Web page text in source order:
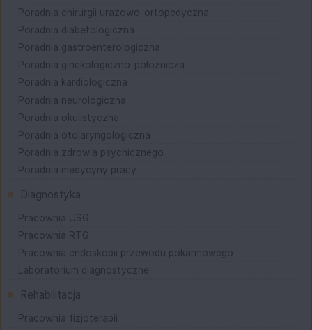
Poradnia chirurgii urazowo-ortopedyczna
Poradnia diabetologiczna
Poradnia gastroenterologiczna
Poradnia ginekologiczno-położnicza
Poradnia kardiologiczna
Poradnia neurologiczna
Poradnia okulistyczna
Poradnia otolaryngologiczna
Poradnia zdrowia psychicznego
Poradnia medycyny pracy
Diagnostyka
Pracownia USG
Pracownia RTG
Pracownia endoskopii przewodu pokarmowego
Laboratorium diagnostyczne
Rehabilitacja
Pracownia fizjoterapii